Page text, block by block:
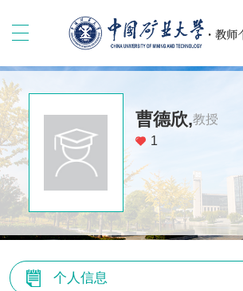
曹德欣,教授
1
个人信息